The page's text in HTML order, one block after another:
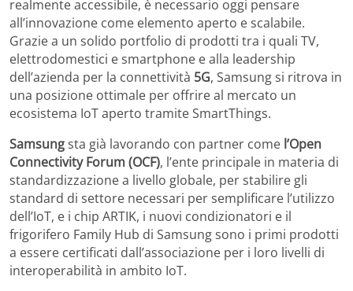
realmente accessibile, è necessario oggi pensare
all’innovazione come elemento aperto e scalabile.
Grazie a un solido portfolio di prodotti tra i quali TV,
elettrodomestici e smartphone e alla leadership
dell’azienda per la connettività 5G, Samsung si ritrova in
una posizione ottimale per offrire al mercato un
ecosistema IoT aperto tramite SmartThings.
Samsungsta già lavorando con partner come l’Open
Connectivity Forum (OCF), l’ente principale in materia di
standardizzazione a livello globale, per stabilire gli
standard di settore necessari per semplificare l’utilizzo
dell’IoT, e i chip ARTIK, i nuovi condizionatori e il
frigorifero Family Hub di Samsung sono i primi prodotti
a essere certificati dall’associazione per i loro livelli di
interoperabilità in ambito IoT.